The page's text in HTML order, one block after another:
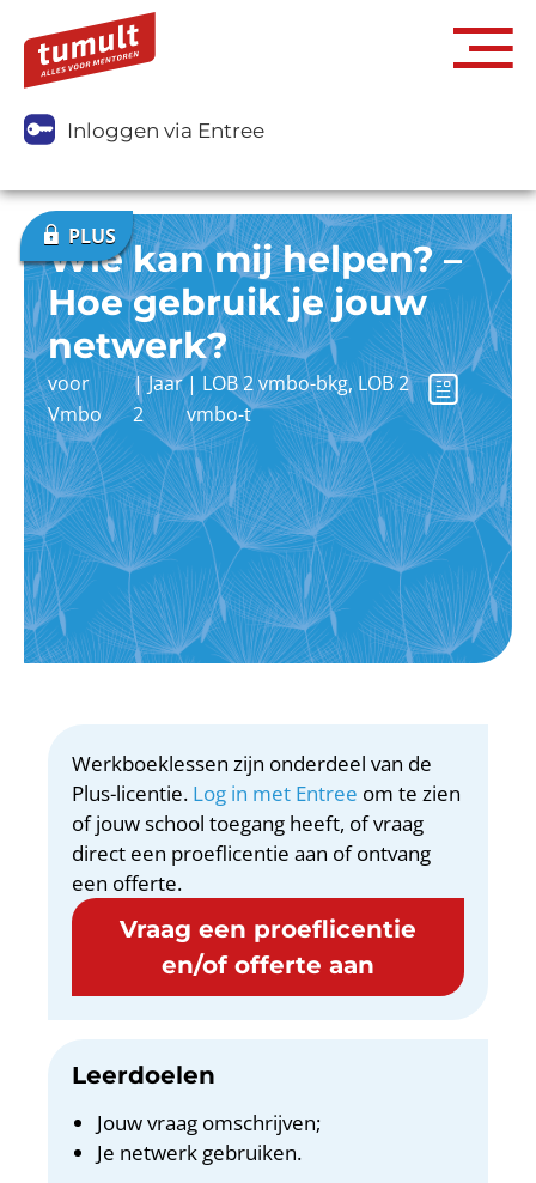
Inloggen via Entree
Wie kan mij helpen? –
Hoe gebruik je jouw
netwerk?
voor
Vmbo
|Jaar
2
| LOB 2 vmbo-bkg,LOB 2
vmbo-t
Werkboeklessen zijn onderdeel van de
Plus-licentie. Log in met Entree om te zien
of jouw school toegang heeft, of vraag
direct een proeflicentie aan of ontvang
een offerte.
Vraag een proeflicentie
en/of offerte aan
Leerdoelen
Jouw vraag omschrijven;
Je netwerk gebruiken.